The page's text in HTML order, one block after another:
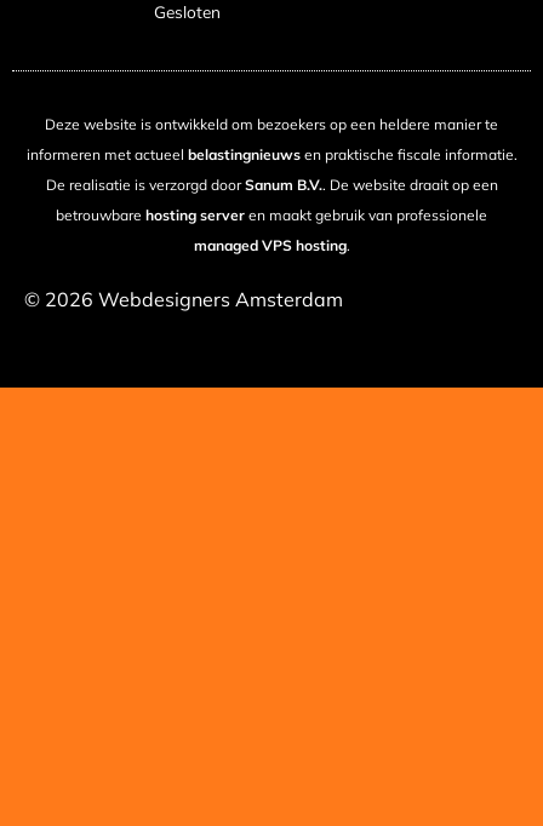
Gesloten
Deze website is ontwikkeld om bezoekers op een heldere manier te
informeren met actueel belastingnieuwsen praktische fiscale informatie.
De realisatie is verzorgd doorSanum B.V.. De website draait op een
betrouwbare hosting server en maakt gebruik van professionele
managed VPS hosting.
© 2026 Webdesigners Amsterdam